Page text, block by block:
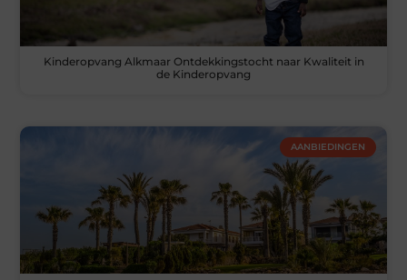
Kinderopvang Alkmaar Ontdekkingstocht naar Kwaliteit in
de Kinderopvang
AANBIEDINGEN